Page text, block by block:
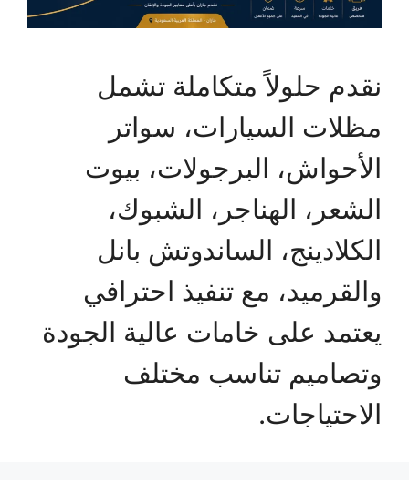
نقدم حلولاً متكاملة تشمل
مظلات السيارات، سواتر
الأحواش، البرجولات، بيوت
الشعر، الهناجر، الشبوك،
الكلادينج، الساندوتش بانل
والقرميد، مع تنفيذ احترافي
يعتمد على خامات عالية الجودة
وتصاميم تناسب مختلف
الاحتياجات.